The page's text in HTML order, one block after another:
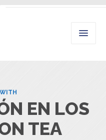
EN LOS
TEA